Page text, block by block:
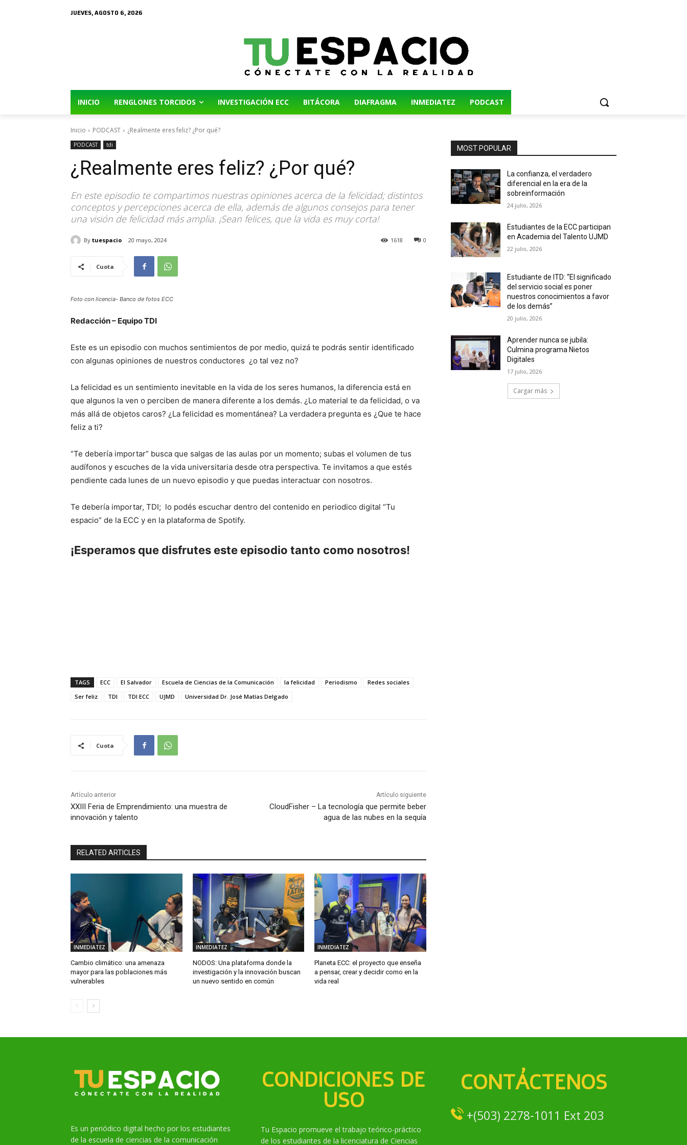
JUEVES, AGOSTO 6, 2026
INICIO RENGLONES TORCIDOS INVESTIGACIÓN ECC BITÁCORA DIAFRAGMA INMEDIATEZ PODCAST
Inicio PODCAST ¿Realmente eres feliz? ¿Por qué?
PODCAST tdi
¿Realmente eres feliz? ¿Por qué?
En este episodio te compartimos nuestras opiniones acerca de la felicidad; distintos
conceptos y percepciones acerca de ella, además de algunos consejos para tener
una visión de felicidad más amplia. ¡Sean felices, que la vida es muy corta!
By tuespacio 20 mayo, 2024 0
1618
Cuota
Foto con licencia- Banco de fotos ECC
Redacción – Equipo TDI
Este es un episodio con muchos sentimientos de por medio, quizá te podrás sentir identificado
con algunas opiniones de nuestros conductores ¿o tal vez no?
La felicidad es un sentimiento inevitable en la vida de los seres humanos, la diferencia está en
que algunos la ven o perciben de manera diferente a los demás. ¿Lo material te da felicidad, o va
más allá de objetos caros? ¿La felicidad es momentánea? La verdadera pregunta es ¿Que te hace
feliz a ti?
“Te debería importar” busca que salgas de las aulas por un momento; subas el volumen de tus
audífonos y escuches de la vida universitaria desde otra perspectiva. Te invitamos a que estés
pendiente cada lunes de un nuevo episodio y que puedas interactuar con nosotros.
Te debería importar, TDI; lo podés escuchar dentro del contenido en periodico digital “Tu
espacio” de la ECC y en la plataforma de Spotify.
¡Esperamos que disfrutes este episodio tanto como nosotros!
TAGS ECC El Salvador Escuela de Ciencias de la Comunicación la felicidad Periodismo
Redes sociales
Ser feliz
TDI TDI ECC UJMD Universidad Dr. José Matías Delgado
Cuota
Artículo anterior
XXIII Feria de Emprendimiento: una muestra de
innovación y talento
Artículo siguiente
CloudFisher – La tecnología que permite beber
agua de las nubes en la sequía
RELATED ARTICLES
INMEDIATEZ
Cambio climático: una amenaza
mayor para las poblaciones más
vulnerables
INMEDIATEZ
NODOS: Una plataforma donde la
investigación y la innovación buscan
un nuevo sentido en común
INMEDIATEZ
Planeta ECC: el proyecto que enseña
a pensar, crear y decidir como en la
vida real
MOST POPULAR
La confianza, el verdadero
diferencial en la era de la
sobreinformación
24 julio, 2026
Estudiantes de la ECC participan
en Academia del Talento UJMD
22 julio, 2026
Estudiante de ITD: “El significado
del servicio social es poner
nuestros conocimientos a favor
de los demás”
20 julio, 2026
Aprender nunca se jubila:
Culmina programa Nietos
Digitales
17 julio, 2026
Cargar más
Es un periódico digital hecho por los estudiantes
de la escuela de ciencias de la comunicación
CONDICIONES DE
USO
Tu Espacio promueve el trabajo teórico-práctico
de los estudiantes de la licenciatura de Ciencias
CONTÁCTENOS
+(503) 2278-1011 Ext 203